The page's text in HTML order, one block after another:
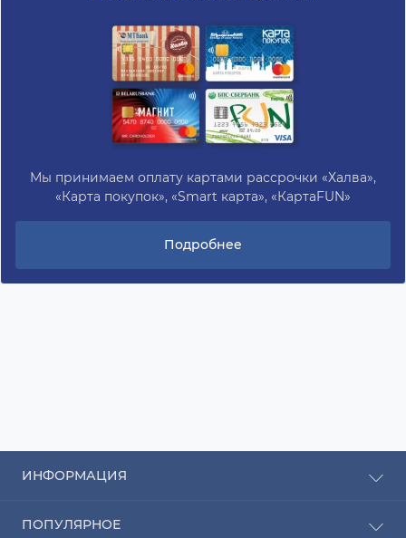
Мы принимаем оплату картами рассрочки «Халва»,
«Карта покупок», «Smart карта», «КартаFUN»
Подробнее
ИНФОРМАЦИЯ
Оплата
ПОПУЛЯРНОЕ